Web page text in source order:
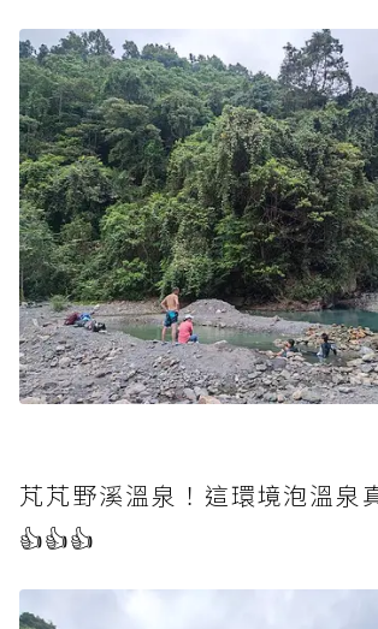
芃芃野溪溫泉！這環境泡溫泉
👍👍👍